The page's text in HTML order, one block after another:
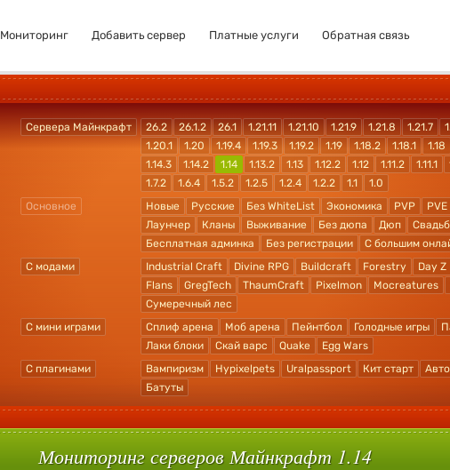
Мониторинг Добавить сервер Платные услуги Обратная связь
Сервера Майнкрафт 26.2 26.1.2 26.1 1.21.11 1.21.10 1.21.9 1.21.8 1.21.7
1.20.1
1.20 1.19.4 1.19.3 1.19.2 1.19 1.18.2 1.18.1 1.18
1.14.3
1.14.2 1.14 1.13.2 1.13 1.12.2 1.12 1.11.2 1.11.1
1.7.2
1.6.4 1.5.2 1.2.5 1.2.4 1.2.2 1.1
1.0
Основное
Новые Русские Без WhiteList Экономика PVP PVE
Лаунчер
Кланы Выживание Без дюпа Дюп
Бесплатная админка
Без регистрации
С большим
С модами
Industrial Craft Divine RPG Buildcraft Forestry Day Z
Flans
GregTech ThaumCraft Pixelmon Mocreatures
Сумеречный лес
С мини играми
Сплиф арена Моб арена Пейнтбол Голодные игры
Лаки блоки
Скай варс Quake
Egg Wars
С плагинами
Вампиризм Hypixelpets Uralpassport Кит старт
Батуты
Мониторинг серверов Майнкрафт 1.14